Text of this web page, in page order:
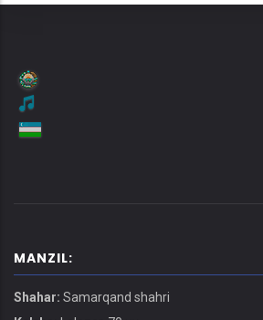
MANZIL:
Shahar: Samarqand shahri